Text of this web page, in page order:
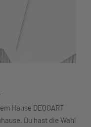
Hause DEQOART
Du hast die Wahl